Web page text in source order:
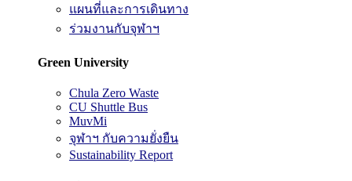
แผนที่และการเดินทาง
ร่วมงานกับจุฬาฯ
Green University
Chula Zero Waste
CU Shuttle Bus
MuvMi
จุฬาฯ กับความยั่งยืน
Sustainability Report